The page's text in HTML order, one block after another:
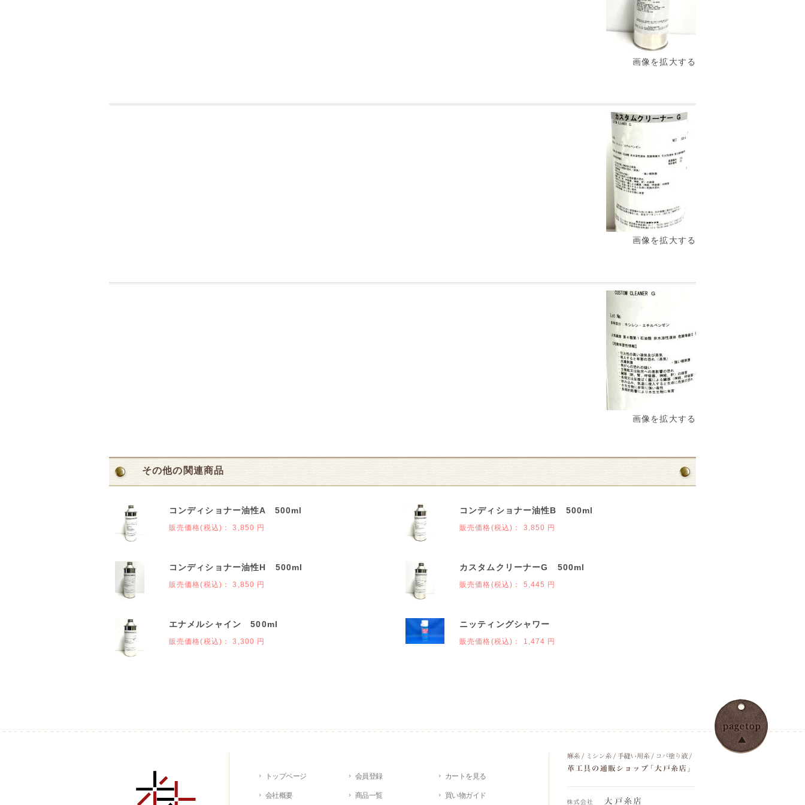
画像を拡大する
画像を拡大する
画像を拡大する
その他の関連商品
コンディショナー油性A 500ml
販売価格(税込)： 3,850 円
コンディショナー油性B 500ml
販売価格(税込)： 3,850 円
コンディショナー油性H 500ml
販売価格(税込)： 3,850 円
カスタムクリーナーG 500ml
販売価格(税込)： 5,445 円
エナメルシャイン 500ml
販売価格(税込)： 3,300 円
ニッティングシャワー
販売価格(税込)： 1,474 円
トップページ
会社概要
会員登録
商品一覧
カートを見る
買い物ガイド